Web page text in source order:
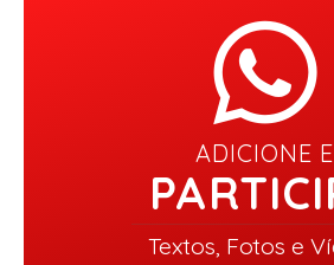
ADICIONE E
Textos, Fotos e